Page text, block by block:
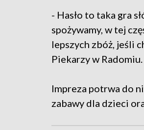
- Hasło to taka gra
spożywamy, w tej
lepszych zbóż, jeśli
Piekarzy w Radomiu.
Impreza potrwa do
zabawy dla dzieci